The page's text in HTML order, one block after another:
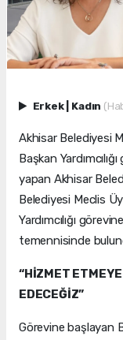
Erkek Kadın
Akhisar Belediyesi
Başkan
yapan Akhisar
Belediyesi Meclis
Yardımcılığı
temennisinde
“HİZMET
EDECEĞİZ”
Görevine başlayan